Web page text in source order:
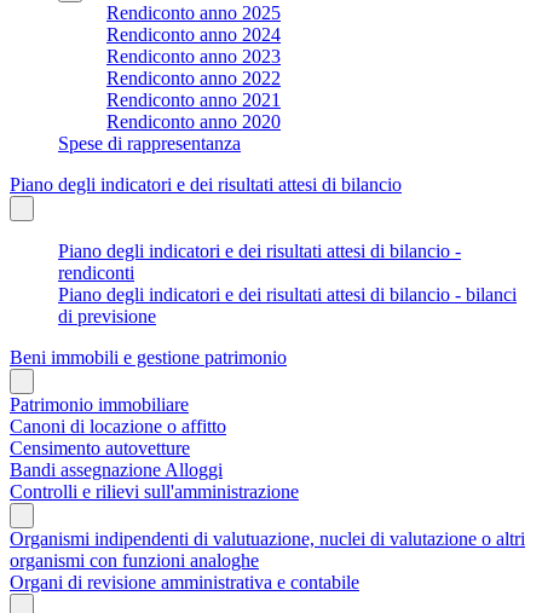
Rendiconto anno 2025
Rendiconto anno 2024
Rendiconto anno 2023
Rendiconto anno 2022
Rendiconto anno 2021
Rendiconto anno 2020
Spese di rappresentanza
Piano degli indicatori e dei risultati attesi di bilancio
Piano degli indicatori e dei risultati attesi di bilancio -
rendiconti
Piano degli indicatori e dei risultati attesi di bilancio - bilanci
di previsione
Beni immobili e gestione patrimonio
Patrimonio immobiliare
Canoni di locazione o affitto
Censimento autovetture
Bandi assegnazione Alloggi
Controlli e rilievi sull'amministrazione
Organismi indipendenti di valutuazione, nuclei di valutazione o altri
organismi con funzioni analoghe
Organi di revisione amministrativa e contabile